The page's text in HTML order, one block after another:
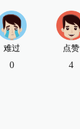
难过
0
点赞
4